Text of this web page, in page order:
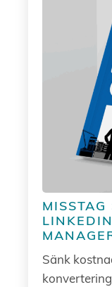
MISSTAG
Sänk